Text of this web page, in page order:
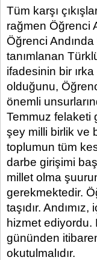
Tüm karşı
rağmen Öğrenci
Öğrenci
tanımlanan
ifadesinin bir
olduğunu,
önemli
Temmuz felaketi
şey milli birlik ve
toplumun tüm
darbe girişimi
millet olma
gerekmektedir.
taşıdır.
hizmet ediyordu.
gününden
okutulmalıdır.